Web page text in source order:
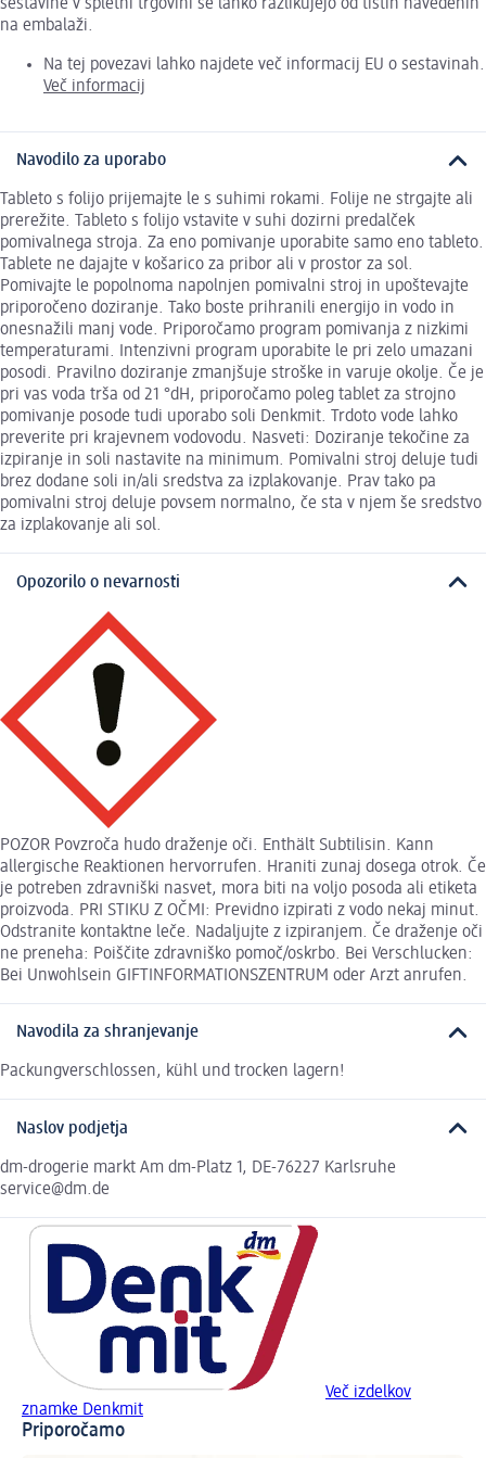
sestavine v spletni trgovini se lahko razlikujejo od tistih navedenih
na embalaži.
Na tej povezavi lahko najdete več informacij EU o sestavinah.
Več informacij
Navodilo za uporabo
Tableto s folijo prijemajte le s suhimi rokami. Folije ne strgajte ali
prerežite. Tableto s folijo vstavite v suhi dozirni predalček
pomivalnega stroja. Za eno pomivanje uporabite samo eno tableto.
Tablete ne dajajte v košarico za pribor ali v prostor za sol.
Pomivajte le popolnoma napolnjen pomivalni stroj in upoštevajte
priporočeno doziranje. Tako boste prihranili energijo in vodo in
onesnažili manj vode. Priporočamo program pomivanja z nizkimi
temperaturami. Intenzivni program uporabite le pri zelo umazani
posodi. Pravilno doziranje zmanjšuje stroške in varuje okolje. Če je
pri vas voda trša od 21 °dH, priporočamo poleg tablet za strojno
pomivanje posode tudi uporabo soli Denkmit. Trdoto vode lahko
preverite pri krajevnem vodovodu. Nasveti: Doziranje tekočine za
izpiranje in soli nastavite na minimum. Pomivalni stroj deluje tudi
brez dodane soli in/ali sredstva za izplakovanje. Prav tako pa
pomivalni stroj deluje povsem normalno, če sta v njem še sredstvo
za izplakovanje ali sol.
Opozorilo o nevarnosti
POZOR Povzroča hudo draženje oči. Enthält Subtilisin. Kann
allergische Reaktionen hervorrufen. Hraniti zunaj dosega otrok. Če
je potreben zdravniški nasvet, mora biti na voljo posoda ali etiketa
proizvoda. PRI STIKU Z OČMI: Previdno izpirati z vodo nekaj minut.
Odstranite kontaktne leče. Nadaljujte z izpiranjem. Če draženje oči
ne preneha: Poiščite zdravniško pomoč/oskrbo. Bei Verschlucken:
Bei Unwohlsein GIFTINFORMATIONSZENTRUM oder Arzt anrufen.
Navodila za shranjevanje
Packungverschlossen, kühl und trocken lagern!
Naslov podjetja
dm-drogerie markt Am dm-Platz 1, DE-76227 Karlsruhe
service@dm.de
Več izdelkov
znamke Denkmit
Priporočamo